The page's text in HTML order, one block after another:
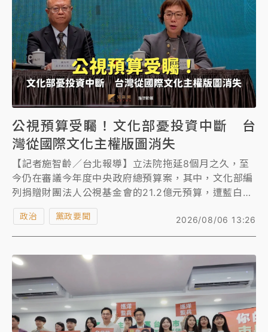
公視預算受矚！文化部憂投資中斷 台
灣從國際文化主權版圖消失
【記者施智齡／台北報導】立法院拖延8個月之久，至
今仍在審議今年度中央政府總預算案，其中，文化部編
列捐贈財團法人公視基金會的21.2億元預算，遭藍白陣
營提案刪減、凍結超過10億元，引發文藝、影視界譁
然，公視逾50位製作人發起連署呼籲立委守護公共媒
體，勿刪凍預算。文化部次長王時思表示，文化累積快
斷，中斷的是一個世代的文化斷層，意味台灣從國際文
化主權版圖上消失。
2026/08/06 13:26
政治 黨政要聞